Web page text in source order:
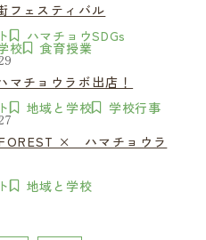
フェスティバル
ハマチョウSDGs
校 食育授業
マチョウラボ出店！
地域と学校 学校行事
× ハマチョウラ
地域と学校